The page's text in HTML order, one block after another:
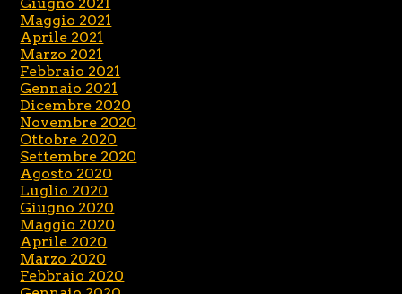
Maggio 2021
Aprile 2021
Marzo 2021
Febbraio 2021
Gennaio 2021
Dicembre 2020
Novembre 2020
Ottobre 2020
Settembre 2020
Agosto 2020
Luglio 2020
Giugno 2020
Maggio 2020
Aprile 2020
Marzo 2020
Febbraio 2020